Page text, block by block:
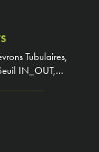
Tubulaires,
IN_OUT,…